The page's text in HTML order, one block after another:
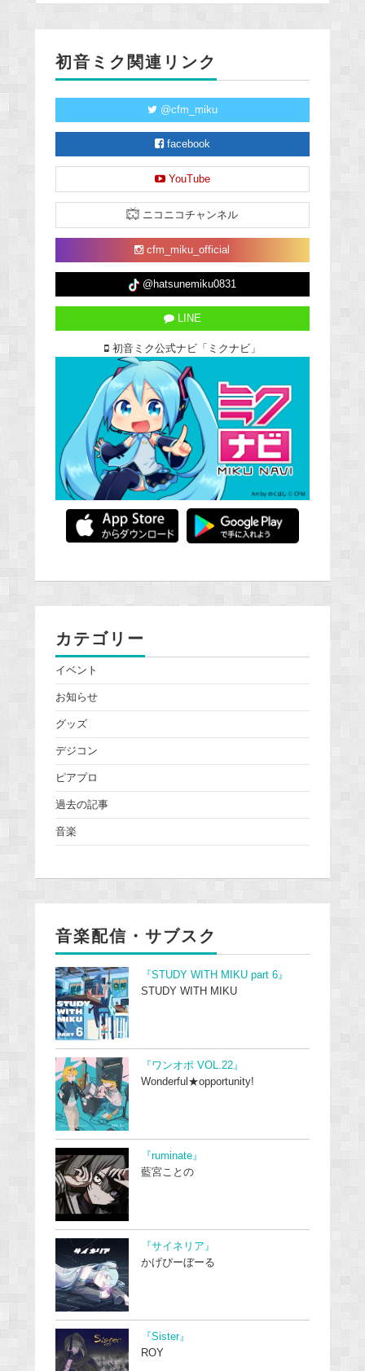
初音ミク関連リンク
@cfm_miku
facebook
YouTube
ニコニコチャンネル
cfm_miku_official
@hatsunemiku0831
LINE
初音ミク公式ナビ「ミクナビ」
カテゴリー
イベント
お知らせ
グッズ
デジコン
ピアプロ
過去の記事
音楽
音楽配信・サブスク
『STUDY WITH MIKU part 6』
STUDY WITH MIKU
『ワンオポ VOL.22』
Wonderful★opportunity!
『ruminate』
藍宮ことの
『サイネリア』
かげぴーぼーる
『Sister』
ROY